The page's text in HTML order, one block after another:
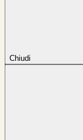
Chiudi